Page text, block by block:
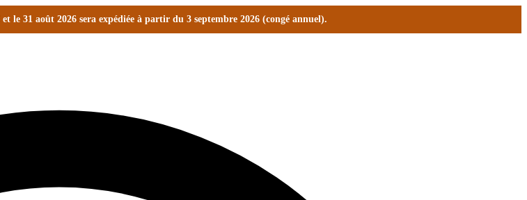
le 31 août 2026 sera expédiée à partir du 3 septembre 2026 (congé annuel).